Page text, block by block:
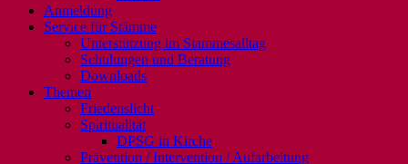
Anmeldung
Service für Stämme
Unterstützung im Stammesalltag
Schulungen und Beratung
Downloads
Themen
Friedenslicht
Spiritualität
DPSG in Kirche
Prävention / Intervention / Aufarbeitung